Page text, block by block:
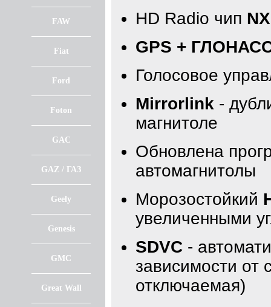
FAW
Fiat
Ford
Foton
GAC
GAZ / ГАЗ
Geely
Genesis
GMC
Great Wall
HD Radio чип
GPS +
Голосовое
Mirrorlink -
магнитоле
Обновлена
автомагнитолы
Морозостойкий
увеличенными
SDVC -
зависимости от
отключаемая)